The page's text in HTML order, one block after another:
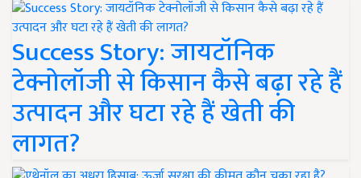
Success Story: जायटॉनिक
टेक्नोलॉजी से किसान कैसे बढ़ा रहे हैं
उत्पादन और घटा रहे हैं खेती की
लागत?